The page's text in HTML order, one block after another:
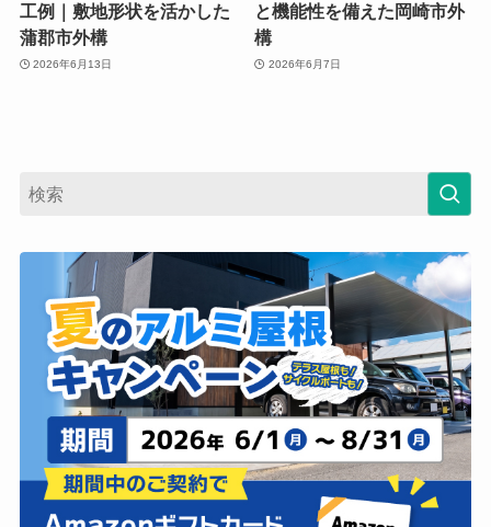
工例｜敷地形状を活かした
蒲郡市外構
2026年6月13日
と機能性を備えた岡崎市外
構
2026年6月7日